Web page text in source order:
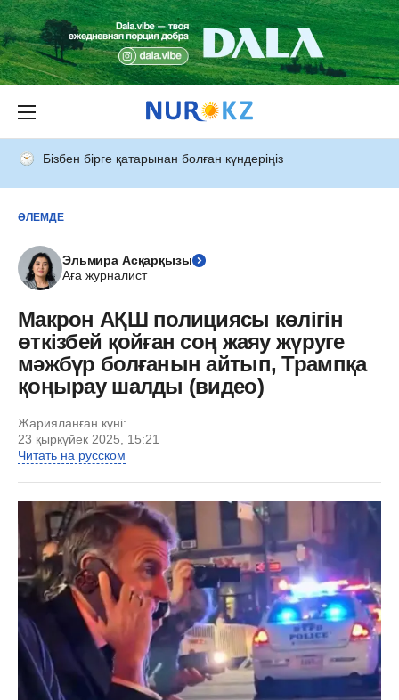
Бізбен бірге қатарынан болған күндеріңіз
ӘЛЕМДЕ
Эльмира Асқарқызы
Аға журналист
Макрон АҚШ полициясы көлігін
өткізбей қойған соң жаяу жүруге
мәжбүр болғанын айтып, Трампқа
қоңырау шалды (видео)
Жарияланған күні:
23 қыркүйек 2025, 15:21
Читать на русском